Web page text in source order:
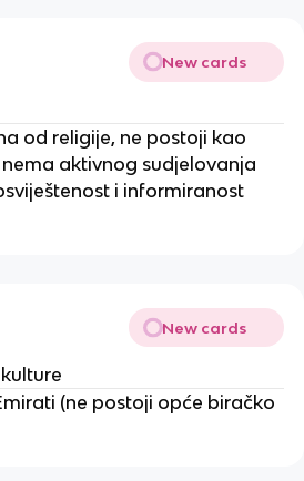
New cards
od religije, ne postoji kao
aktivnog sudjelovanja
i informiranost
New cards
(ne postoji opće biračko